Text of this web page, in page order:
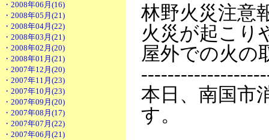
・2008年06月(16)
・2008年05月(21)
・2008年04月(22)
・2008年03月(21)
・2008年02月(20)
・2008年01月(21)
・2007年12月(20)
・2007年11月(23)
・2007年10月(23)
・2007年09月(20)
・2007年08月(17)
・2007年07月(22)
・2007年06月(21)
林野火災注意
火災が起こり
屋外での火の
本日、南国市
す。